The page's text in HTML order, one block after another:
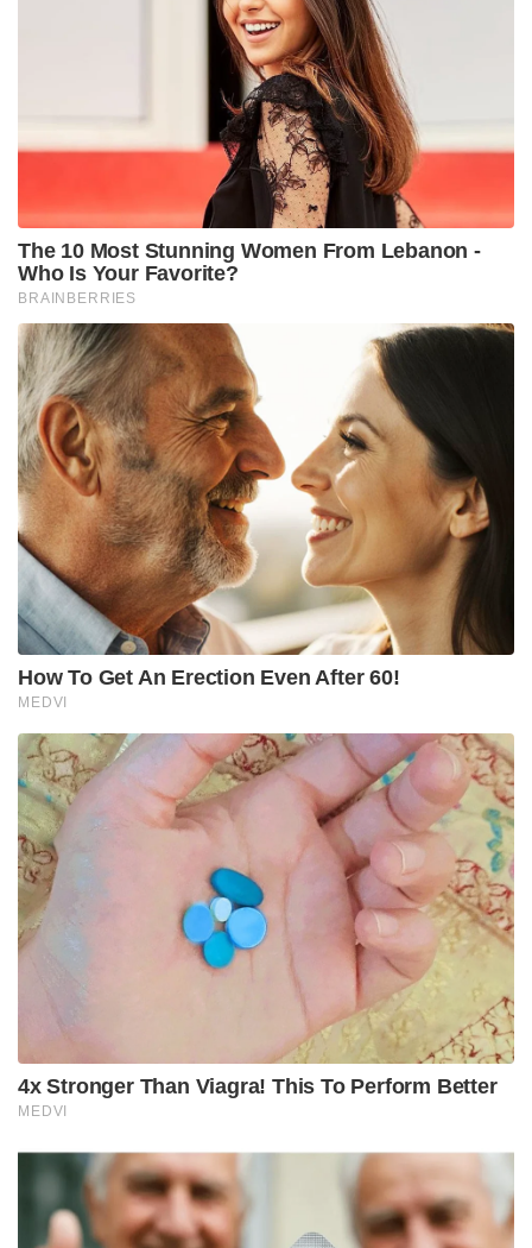
അവഗണനയിൽ പ്രതിഷേധിച്ച് പാർട്ടി വിട്ട്
ബിജെപിയിൽ ചേർന്ന മധ്യപ്രദേശിലെ യുവനേതാവ്
ജ്യോതിരാദിത്യ സിന്ധ്യ സംസ്ഥാനത്ത് ഭരണമാറ്റത്തിന്
കാരണമായിരുന്നു. സിന്ധ്യയുടെ വഴിയേ സച്ചിനും
ബിജെപിയിൽ ചേർന്നാൽ അത് ഹിന്ദി ഹൃദയഭൂമിയിൽ
കോൺഗ്രസ്സിന്റെ അടിത്തറ ഇളക്കുന്ന
പ്രഹരമായിരിക്കും.
Tags: BJP sachin pilot